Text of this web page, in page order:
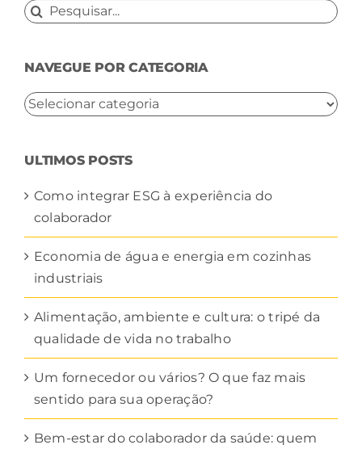
Buscar
NAVEGUE POR CATEGORIA
NAVEGUE
ULTIMOS POSTS
Como integrar ESG à experiência do
colaborador
Economia de água e energia em cozinhas
industriais
Alimentação, ambiente e cultura: o tripé da
qualidade de vida no trabalho
Um fornecedor ou vários? O que faz mais
sentido para sua operação?
Bem-estar do colaborador da saúde: quem